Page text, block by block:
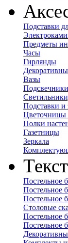
Подставки
Предметы
Часы
Гирлянды
Вазы
Подсвечники
Подставки и
Цветочницы
Полки
Газетницы
Зеркала
Постельное
Постельное
Постельное
Столовые
Постельное
Постельное